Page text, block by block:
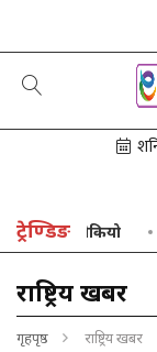
ट्रेण्डिङ
रोकियो
राष्ट्रिय खबर
गृहपृष्ठ राष्ट्रिय खबर